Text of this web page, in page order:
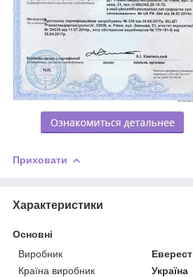
Приховати
Характеристики
Основні
Виробник
Еверест
Країна виробник
Україна